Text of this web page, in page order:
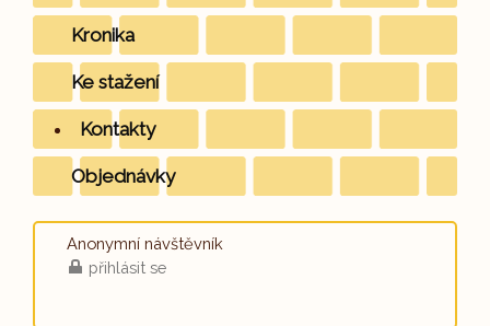
Kronika
Ke stažení
Kontakty
Objednávky
Anonymní návštěvník
přihlásit se